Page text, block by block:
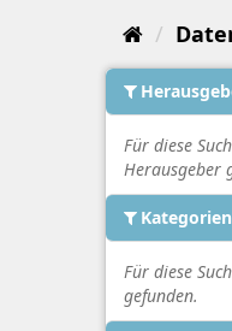
Für diese
Herausgeber
Kategorien
Für diese
gefunden.